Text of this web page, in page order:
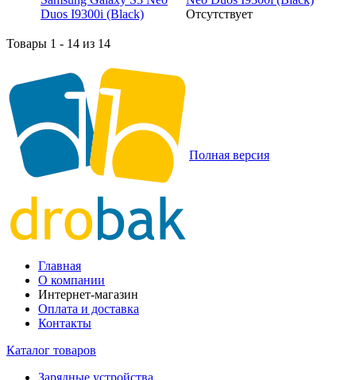
Отсутствует
Товары 1 - 14 из 14
Полная версия
Главная
О компании
Интернет-магазин
Оплата и доставка
Контакты
Каталог товаров
Зарядные устройства